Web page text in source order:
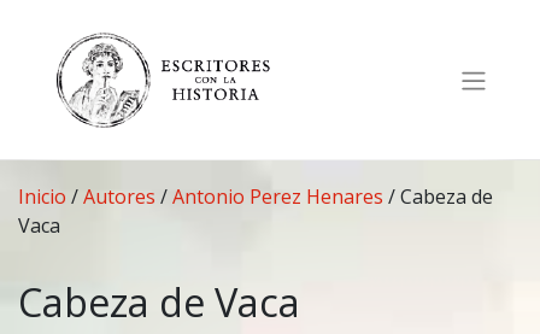
contenido
Inicio /Autores /Antonio Perez Henares /Cabeza de
Vaca
Cabeza de Vaca